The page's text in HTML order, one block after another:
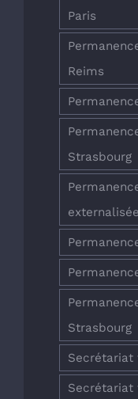
Paris
Reims
Strasbourg
externalisée
Strasbourg
Secrétariat
Secrétariat